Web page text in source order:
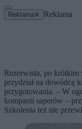
Reklama ✕ Reklama
Rezerwista, po krótkim
przydział na dowódcę
przygotowania. – W
kompanii saperów –
Szkolenia też nie